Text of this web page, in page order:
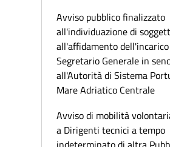
Avviso pubblico finalizzato
all'individuazione di
all'affidamento
Segretario Generale in
all'Autorità di Sistema
Mare Adriatico Centrale
Avviso di mobilità
a Dirigenti tecnici a tempo